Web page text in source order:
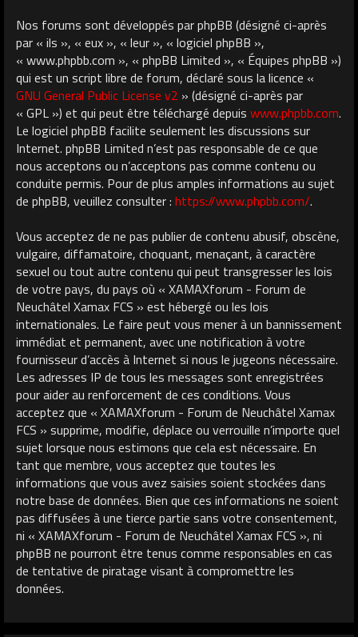
Nos forums sont développés par phpBB (désigné ci-après
par « ils », « eux », « leur », « logiciel phpBB »,
« www.phpbb.com », « phpBB Limited », « Équipes phpBB »)
qui est un script libre de forum, déclaré sous la licence «
GNU General Public License v2 » (désigné ci-après par
« GPL ») et qui peut être téléchargé depuis www.phpbb.com.
Le logiciel phpBB facilite seulement les discussions sur
Internet. phpBB Limited n’est pas responsable de ce que
nous acceptons ou n’acceptons pas comme contenu ou
conduite permis. Pour de plus amples informations au sujet
de phpBB, veuillez consulter : https://www.phpbb.com/.
Vous acceptez de ne pas publier de contenu abusif, obscène,
vulgaire, diffamatoire, choquant, menaçant, à caractère
sexuel ou tout autre contenu qui peut transgresser les lois
de votre pays, du pays où « XAMAXforum - Forum de
Neuchâtel Xamax FCS » est hébergé ou les lois
internationales. Le faire peut vous mener à un bannissement
immédiat et permanent, avec une notification à votre
fournisseur d’accès à Internet si nous le jugeons nécessaire.
Les adresses IP de tous les messages sont enregistrées
pour aider au renforcement de ces conditions. Vous
acceptez que « XAMAXforum - Forum de Neuchâtel Xamax
FCS » supprime, modifie, déplace ou verrouille n’importe quel
sujet lorsque nous estimons que cela est nécessaire. En
tant que membre, vous acceptez que toutes les
informations que vous avez saisies soient stockées dans
notre base de données. Bien que ces informations ne soient
pas diffusées à une tierce partie sans votre consentement,
ni « XAMAXforum - Forum de Neuchâtel Xamax FCS », ni
phpBB ne pourront être tenus comme responsables en cas
de tentative de piratage visant à compromettre les
données.